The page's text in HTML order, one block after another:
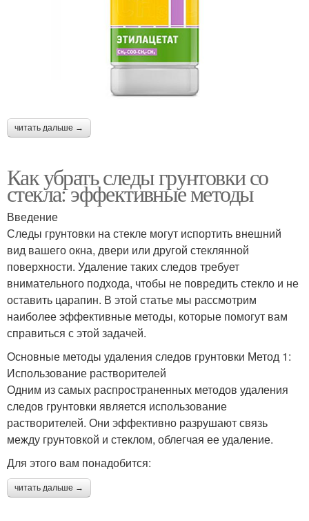
читать дальше →
Как убрать следы грунтовки со
стекла: эффективные методы
Введение
Следы грунтовки на стекле могут испортить внешний
вид вашего окна, двери или другой стеклянной
поверхности. Удаление таких следов требует
внимательного подхода, чтобы не повредить стекло и не
оставить царапин. В этой статье мы рассмотрим
наиболее эффективные методы, которые помогут вам
справиться с этой задачей.
Основные методы удаления следов грунтовки Метод 1:
Использование растворителей
Одним из самых распространенных методов удаления
следов грунтовки является использование
растворителей. Они эффективно разрушают связь
между грунтовкой и стеклом, облегчая ее удаление.
Для этого вам понадобится:
читать дальше →